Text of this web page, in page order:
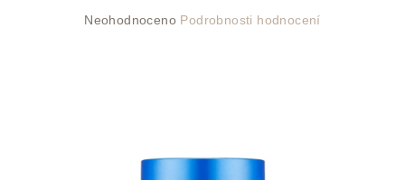
Průměrné
Neohodnoceno Podrobnosti hodnocení